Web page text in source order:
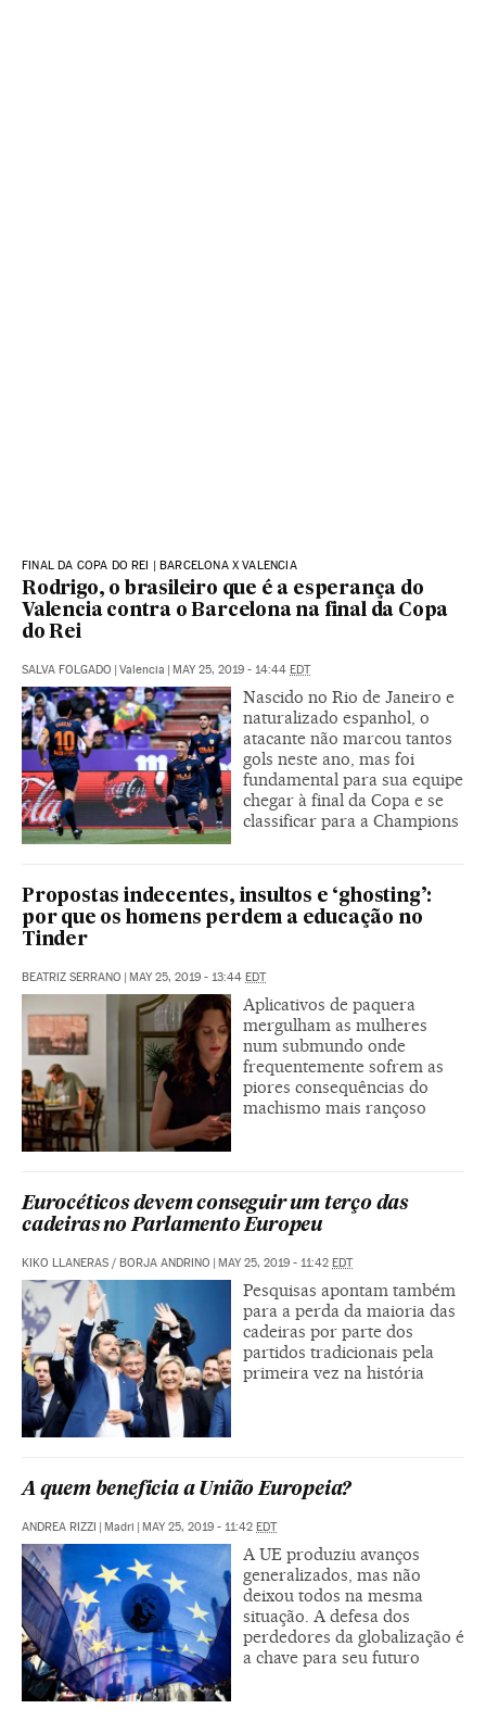
FINAL DA COPA DO REI | BARCELONA X VALENCIA
Rodrigo, o brasileiro que é a esperança do
Valencia contra o Barcelona na final da Copa
do Rei
SALVA FOLGADO | Valencia | MAY 25, 2019 - 14:44 EDT
Nascido no Rio de Janeiro e
naturalizado espanhol, o
atacante não marcou tantos
gols neste ano, mas foi
fundamental para sua equipe
chegar à final da Copa e se
classificar para a Champions
Propostas indecentes, insultos e ‘ghosting’:
por que os homens perdem a educação no
Tinder
BEATRIZ SERRANO | MAY 25, 2019 - 13:44 EDT
Aplicativos de paquera
mergulham as mulheres
num submundo onde
frequentemente sofrem as
piores consequências do
machismo mais rançoso
Eurocéticos devem conseguir um terço das
cadeiras no Parlamento Europeu
KIKO LLANERAS / BORJA ANDRINO | MAY 25, 2019 - 11:42 EDT
Pesquisas apontam também
para a perda da maioria das
cadeiras por parte dos
partidos tradicionais pela
primeira vez na história
A quem beneficia a União Europeia?
ANDREA RIZZI | Madri | MAY 25, 2019 - 11:42 EDT
A UE produziu avanços
generalizados, mas não
deixou todos na mesma
situação. A defesa dos
perdedores da globalização é
a chave para seu futuro